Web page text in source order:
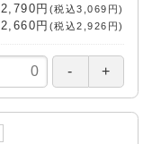
2,790円 (税込3,069円)
2,660円 (税込2,926円)